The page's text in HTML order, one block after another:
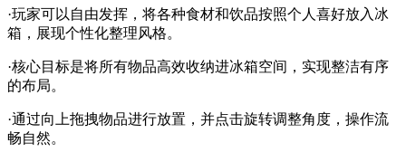
·玩家可以自由发挥，将各种食材和饮品按照个人喜好放入冰
箱，展现个性化整理风格。
·核心目标是将所有物品高效收纳进冰箱空间，实现整洁有序
的布局。
·通过向上拖拽物品进行放置，并点击旋转调整角度，操作流
畅自然。